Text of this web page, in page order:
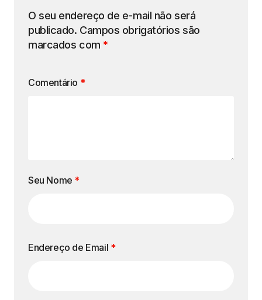
O seu endereço de e-mail não será
publicado. Campos obrigatórios são
marcados com *
Comentário *
Seu Nome *
Endereço de Email *